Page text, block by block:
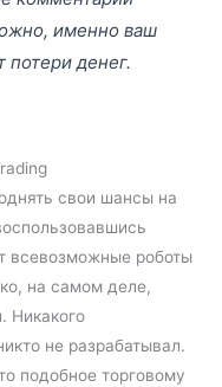
именно ваш
потери денег.
свои шансы на
всевозможные роботы
на самом деле,
Никакого
не разрабатывал.
подобное торговому